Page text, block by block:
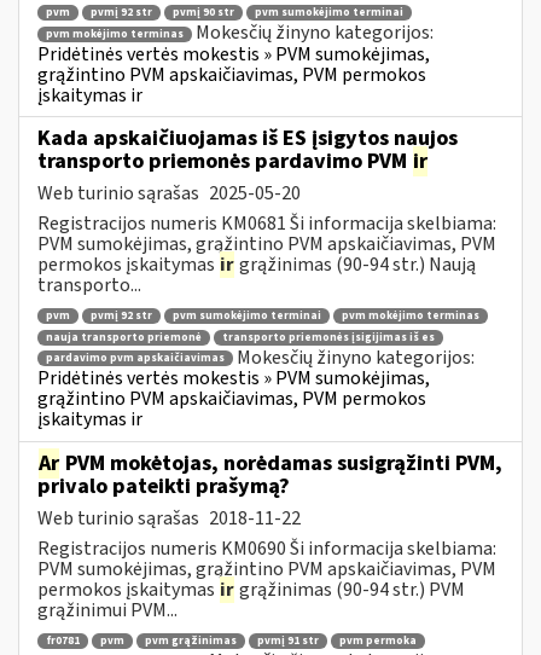
pvm pvmį 92 str pvmį 90 str
pvm sumokėjimo terminai
pvm mokėjimo terminas
Mokesčių žinyno kategorijos:
Pridėtinės vertės mokestis » PVM sumokėjimas,
grąžintino PVM apskaičiavimas, PVM permokos
įskaitymas ir
Kada apskaičiuojamas iš ES įsigytos naujos
transporto priemonės pardavimo PVM ir
Web turinio sąrašas 2025-05-20
Registracijos numeris KM0681 Ši informacija skelbiama:
PVM sumokėjimas, grąžintino PVM apskaičiavimas, PVM
permokos įskaitymas irgrąžinimas (90-94 str.) Naują
transporto...
pvm pvmį 92 str pvm sumokėjimo terminai
pvm mokėjimo terminas
nauja transporto priemonė
transporto priemonės įsigijimas iš es
pardavimo pvm apskaičiavimas
Mokesčių žinyno kategorijos:
Pridėtinės vertės mokestis » PVM sumokėjimas,
grąžintino PVM apskaičiavimas, PVM permokos
įskaitymas ir
Ar PVM mokėtojas, norėdamas susigrąžinti PVM,
privalo pateikti prašymą?
Web turinio sąrašas 2018-11-22
Registracijos numeris KM0690 Ši informacija skelbiama:
PVM sumokėjimas, grąžintino PVM apskaičiavimas, PVM
permokos įskaitymas irgrąžinimas (90-94 str.) PVM
grąžinimui PVM...
fr0781 pvm pvm grąžinimas pvmį 91 str
pvm permoka